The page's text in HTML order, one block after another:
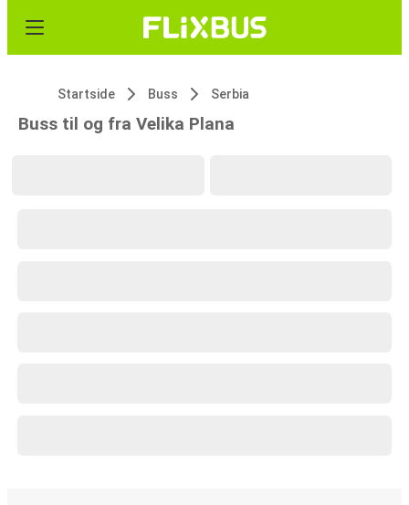
Startside Buss Serbia
Buss til og fra Velika Plana